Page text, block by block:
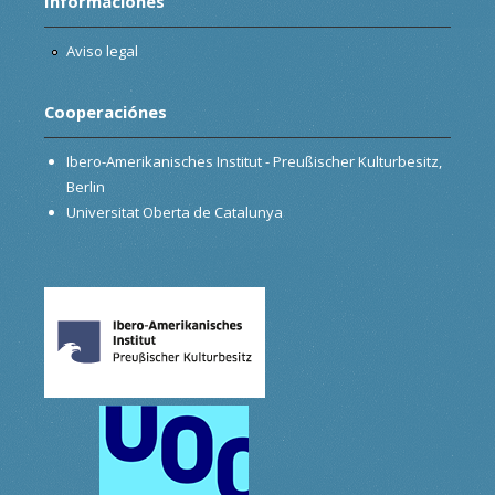
Aviso legal
Cooperaciónes
Ibero-Amerikanisches Institut - Preußischer Kulturbesitz,
Berlin
Universitat Oberta de Catalunya